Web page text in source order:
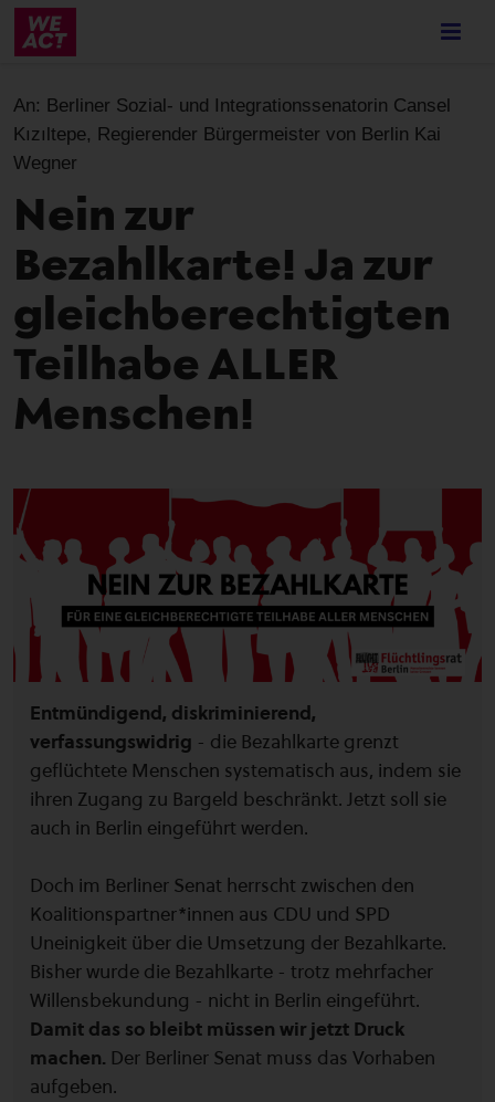
Skip
content
An: Berliner Sozial- und Integrationssenatorin Cansel
Kızıltepe, Regierender Bürgermeister von Berlin Kai
Wegner
Nein zur
Bezahlkarte! Ja zur
gleichberechtigten
Teilhabe ALLER
Menschen!
Entmündigend, diskriminierend,
verfassungswidrig - die Bezahlkarte grenzt
geflüchtete Menschen systematisch aus, indem sie
ihren Zugang zu Bargeld beschränkt. Jetzt soll sie
auch in Berlin eingeführt werden.
Doch im Berliner Senat herrscht zwischen den
Koalitionspartner*innen aus CDU und SPD
Uneinigkeit über die Umsetzung der Bezahlkarte.
Bisher wurde die Bezahlkarte - trotz mehrfacher
Willensbekundung - nicht in Berlin eingeführt.
Damit das so bleibt müssen wir jetzt Druck
machen. Der Berliner Senat muss das Vorhaben
aufgeben.